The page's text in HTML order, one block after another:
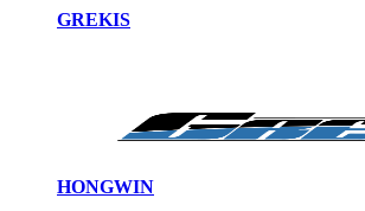
GREKIS
HONGWIN